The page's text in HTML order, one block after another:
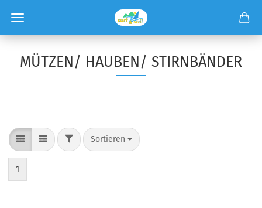
MÜTZEN/ HAUBEN/ STIRNBÄNDER
Sortieren
1